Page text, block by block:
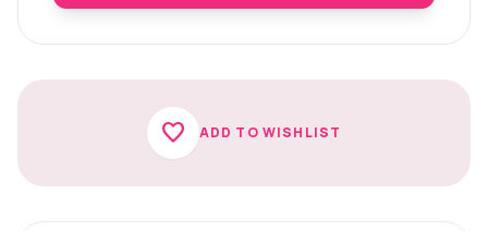
favorite ADD TO WISHLIST